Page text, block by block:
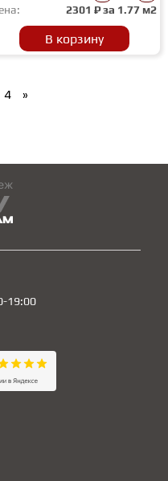
2301 ₽ за 1.77 м2
В корзину
4 »
19:00